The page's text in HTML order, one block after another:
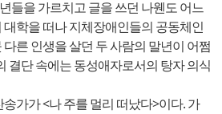
들을 가르치고 글을 쓰던 나웬도 어느
학을 떠나 지체장애인들의 공동체인
른 인생을 살던 두 사람의 말년이 어쩜
결단 속에는 동성애자로서의 탕자 의식
가가 <나 주를 멀리 떠났다>이다. 가